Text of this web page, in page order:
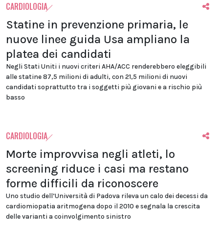
CARDIOLOGIA
Statine in prevenzione primaria, le
nuove linee guida Usa ampliano la
platea dei candidati
Negli Stati Uniti i nuovi criteri AHA/ACC renderebbero eleggibili
alle statine 87,5 milioni di adulti, con 21,5 milioni di nuovi
candidati soprattutto tra i soggetti più giovani e a rischio più
basso
CARDIOLOGIA
Morte improvvisa negli atleti, lo
screening riduce i casi ma restano
forme difficili da riconoscere
Uno studio dell’Università di Padova rileva un calo dei decessi da
cardiomiopatia aritmogena dopo il 2010 e segnala la crescita
delle varianti a coinvolgimento sinistro